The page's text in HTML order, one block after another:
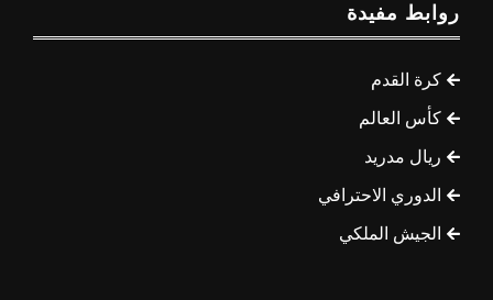
روابط مفيدة
كرة القدم
كأس العالم
ريال مدريد
الدوري الاحترافي
الجيش الملكي